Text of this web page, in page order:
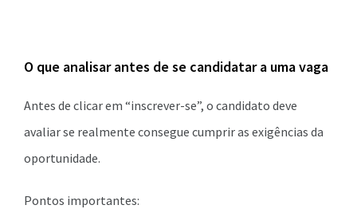
O que analisar antes de se candidatar a uma vaga
Antes de clicar em “inscrever-se”, o candidato deve
avaliar se realmente consegue cumprir as exigências da
oportunidade.
Pontos importantes: